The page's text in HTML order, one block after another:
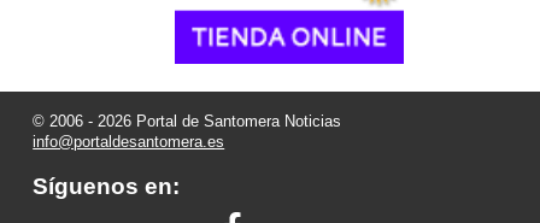
© 2006 - 2026 Portal de Santomera Noticias
info@portaldesantomera.es
Síguenos en: